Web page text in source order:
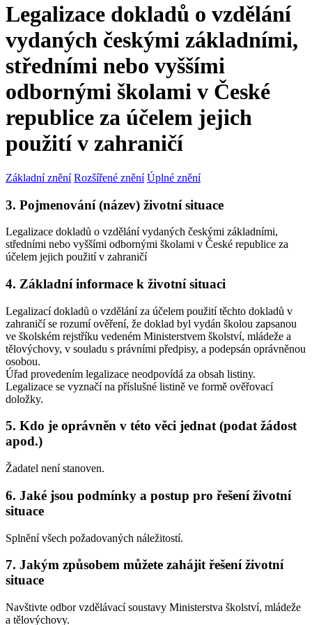
Legalizace dokladů o vzdělání
vydaných českými základními,
středními nebo vyššími
odbornými školami v České
republice za účelem jejich
použití v zahraničí
Základní znění Rozšířené znění Úplné znění
3. Pojmenování (název) životní situace
Legalizace dokladů o vzdělání vydaných českými základními,
středními nebo vyššími odbornými školami v České republice za
účelem jejich použití v zahraničí
4. Základní informace k životní situaci
Legalizací dokladů o vzdělání za účelem použití těchto dokladů v
zahraničí se rozumí ověření, že doklad byl vydán školou zapsanou
ve školském rejstříku vedeném Ministerstvem školství, mládeže a
tělovýchovy, v souladu s právními předpisy, a podepsán oprávněnou
osobou.
Úřad provedením legalizace neodpovídá za obsah listiny.
Legalizace se vyznačí na příslušné listině ve formě ověřovací
doložky.
5. Kdo je oprávněn v této věci jednat (podat žádost
apod.)
Žadatel není stanoven.
6. Jaké jsou podmínky a postup pro řešení životní
situace
Splnění všech požadovaných náležitostí.
7. Jakým způsobem můžete zahájit řešení životní
situace
Navštivte odbor vzdělávací soustavy Ministerstva školství, mládeže
a tělovýchovy.